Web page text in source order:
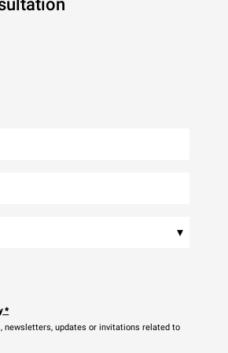
▾
*
newsletters, updates or invitations related to